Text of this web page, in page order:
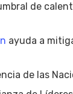
de
ayuda a
de las